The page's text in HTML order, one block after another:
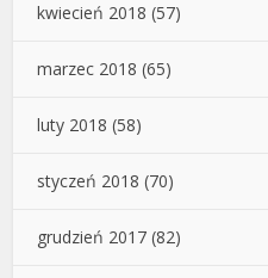
kwiecień 2018 (57)
marzec 2018 (65)
luty 2018 (58)
styczeń 2018 (70)
grudzień 2017 (82)